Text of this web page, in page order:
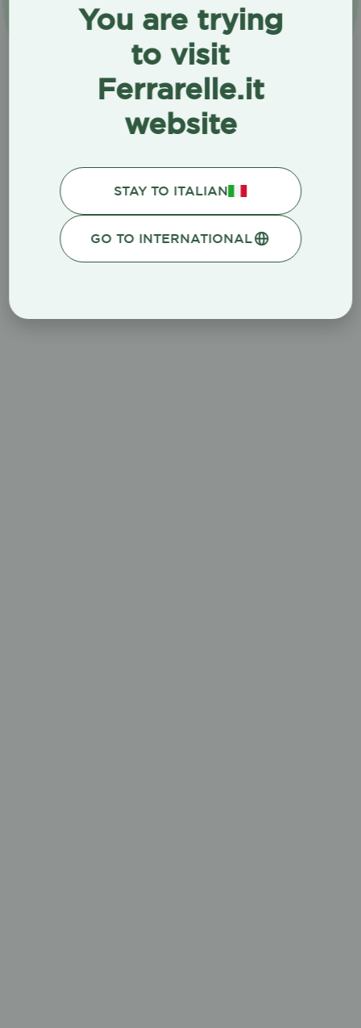
You are trying
to visit
Ferrarelle.it
website
STAY TO ITALIAN
GO TO INTERNATIONAL